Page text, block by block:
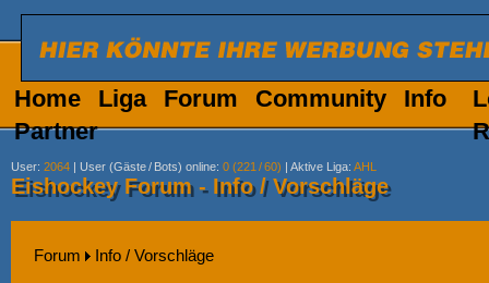
Home Liga Forum Community
Info
Partner
User: 2064 | User (Gäste/ Bots) online: 0 (221 /60) | Aktive Liga: AHL
Eishockey Forum - Info / Vorschläge
Forum Info / Vorschläge